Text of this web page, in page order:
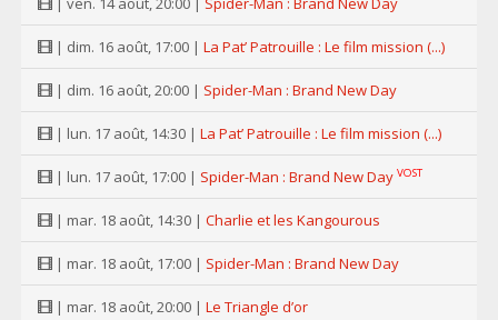
| dim. 16 août, 17:00 | La Pat’ Patrouille : Le film mission (...)
| dim. 16 août, 20:00 | Spider-Man : Brand New Day
| lun. 17 août, 14:30 | La Pat’ Patrouille : Le film mission (...)
| lun. 17 août, 17:00 | Spider-Man : Brand New Day VOST
| mar. 18 août, 14:30 | Charlie et les Kangourous
| mar. 18 août, 17:00 | Spider-Man : Brand New Day
| mar. 18 août, 20:00 | Le Triangle d’or